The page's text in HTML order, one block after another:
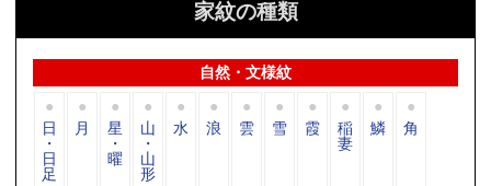
家紋の種類
自然・文様紋
日
・
日
足
月 星
・
曜
山
・
山
形
水 浪 雲 雪 霞 稲
妻
鱗 角